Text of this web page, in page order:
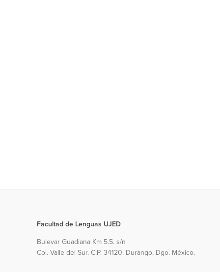
Facultad de Lenguas UJED
Bulevar Guadiana Km 5.5. s/n
Col. Valle del Sur. C.P. 34120. Durango, Dgo. México.